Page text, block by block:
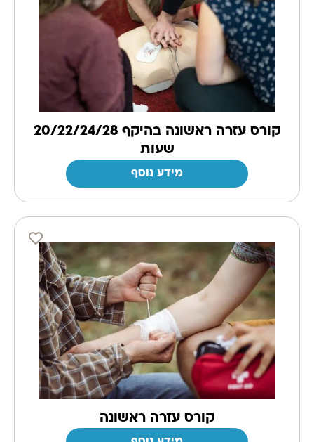
קורס עזרה ראשונה בהיקף 20/22/24/28
שעות
מידע נוסף
קורס עזרה ראשונה